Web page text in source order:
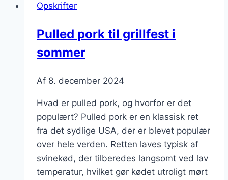
kombination
Opskrifter
Pulled pork til grillfest i
sommer
Af 8. december 2024
Hvad er pulled pork, og hvorfor er det
populært? Pulled pork er en klassisk ret
fra det sydlige USA, der er blevet populær
over hele verden. Retten laves typisk af
svinekød, der tilberedes langsomt ved lav
temperatur, hvilket gør kødet utroligt mørt